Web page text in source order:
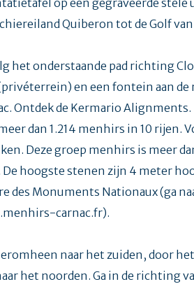
Quiberon tot de Golf
het onderstaande pad richting
en een fontein aan de
Ontdek de Kermario
dan 1.214 menhirs in 10 rijen.
Deze groep menhirs is meer
De hoogste stenen zijn 4 meter
des Monuments Nationaux (ga
carnac.fr).
eromheen naar het zuiden, door
het noorden. Ga in de richting